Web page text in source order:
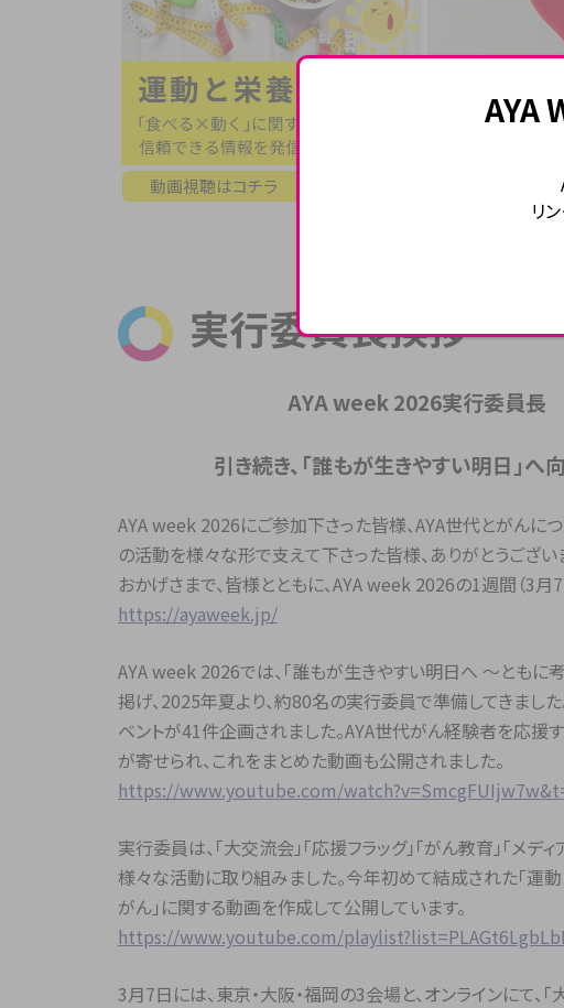
動画視聴はコチラ コチ
実行委員長挨拶
AYA week 2026実行委員長
引き続き、「誰もが生きやすい明日」へ
AYA week 2026にご参加下さった皆様、AYA世代とがんにつ
の活動を様々な形で支えて下さった皆様、ありがとうござい
おかげさまで、皆様とともに、AYA week 2026の1週間（3
https://ayaweek.jp/
AYA week 2026では、「誰もが生きやすい明日へ ～ともに
掲げ、2025年夏より、約80名の実行委員で準備してきまし
ベントが41件企画されました。AYA世代がん経験者を応援
が寄せられ、これをまとめた動画も公開されました。
https://www.youtube.com/
実行委員は、「大交流会」「応援フラッグ」「がん教育」「メデ
様々な活動に取り組みました。今年初めて結成された「運動
がん」に関する動画を作成して公開しています。
https://www.youtube.com/
3月7日には、東京・大阪・福岡の3会場と、オンラインにて、
AYA
リ